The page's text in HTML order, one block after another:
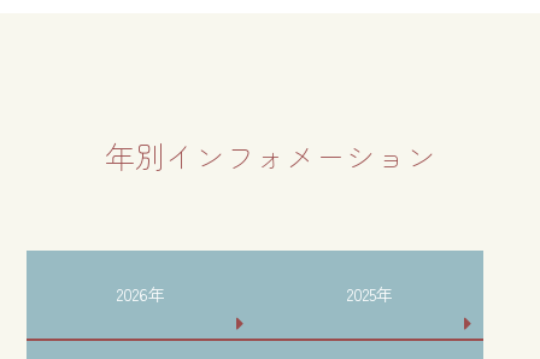
年別インフォメーション
2026年 2025年